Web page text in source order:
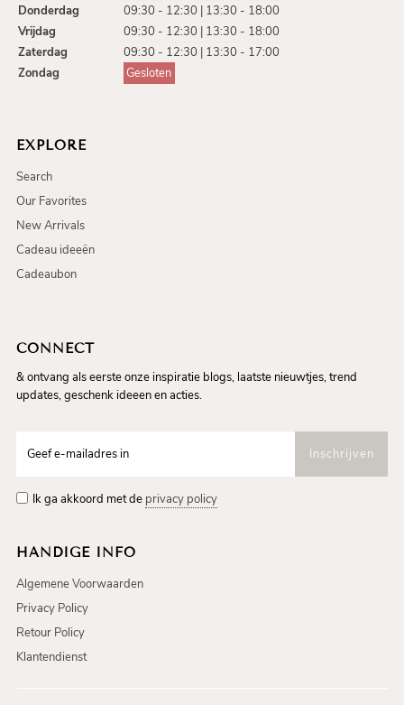
Donderdag
09:30 - 12:30 | 13:30 - 18:00
Vrijdag
09:30 - 12:30 | 13:30 - 18:00
Zaterdag
09:30 - 12:30 | 13:30 - 17:00
Zondag
Gesloten
EXPLORE
Search
Our Favorites
New Arrivals
Cadeau ideeën
Cadeaubon
CONNECT
& ontvang als eerste onze inspiratie blogs, laatste nieuwtjes, trend
updates, geschenk ideeen en acties.
Ik ga akkoord met de privacy policy
HANDIGE INFO
Algemene Voorwaarden
Privacy Policy
Retour Policy
Klantendienst